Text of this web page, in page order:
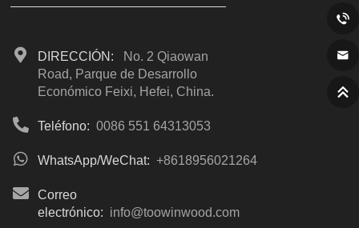
DIRECCIÓN:
No. 2 Qiaowan
Road, Parque de Desarrollo
Económico Feixi, Hefei, China.
Teléfono: 0086 551 64313053
WhatsApp/WeChat: +8618956021264
Correo
electrónico: info@toowinwood.com